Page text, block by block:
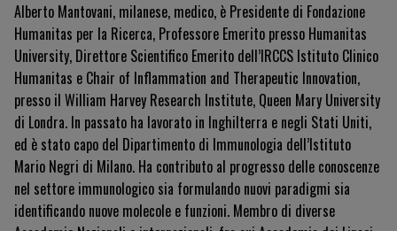
Alberto Mantovani, milanese, medico, è Presidente di Fondazione
Humanitas per la Ricerca, Professore Emerito presso Humanitas
University, Direttore Scientifico Emerito dell’IRCCS Istituto Clinico
Humanitas e Chair of Inflammation and Therapeutic Innovation,
presso il William Harvey Research Institute, Queen Mary University
di Londra. In passato ha lavorato in Inghilterra e negli Stati Uniti,
ed è stato capo del Dipartimento di Immunologia dell’Istituto
Mario Negri di Milano. Ha contributo al progresso delle conoscenze
nel settore immunologico sia formulando nuovi paradigmi sia
identificando nuove molecole e funzioni. Membro di diverse